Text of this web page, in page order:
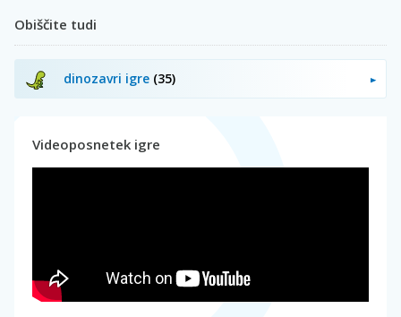
Obiščite tudi
dinozavri igre (35)
Videoposnetek igre